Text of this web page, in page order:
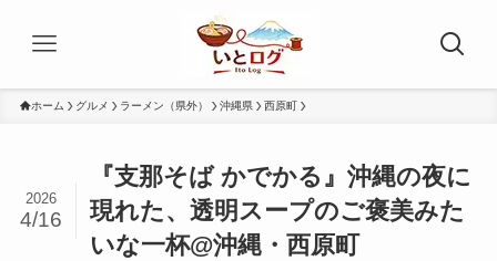
ホーム グルメ ラーメン（県外） 沖縄県 西原町
『支那そば かでかる』沖縄の夜に
現れた、透明スープのご褒美みた
いな一杯@沖縄・西原町
2026
4/16